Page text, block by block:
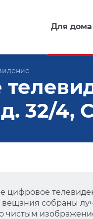
Для дома
32/4,
цифровое
вещания собраны
чистым